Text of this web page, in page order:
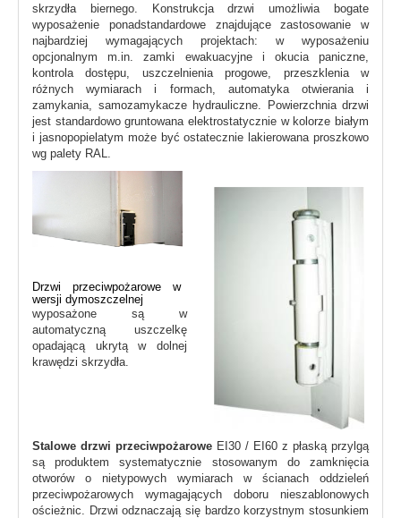
skrzydła biernego. Konstrukcja drzwi umożliwia bogate
wyposażenie ponadstandardowe znajdujące zastosowanie w
najbardziej wymagających projektach: w wyposażeniu
opcjonalnym m.in. zamki ewakuacyjne i okucia paniczne,
kontrola dostępu, uszczelnienia progowe, przeszklenia w
różnych wymiarach i formach, automatyka otwierania i
zamykania, samozamykacze hydrauliczne. Powierzchnia drzwi
jest standardowo gruntowana elektrostatycznie w kolorze białym
i jasnopopielatym może być ostatecznie lakierowana proszkowo
wg palety RAL.
Drzwi przeciwpożarowe w
wersji dymoszczelnej
wyposażone są w
automatyczną uszczelkę
opadającą ukrytą w dolnej
krawędzi skrzydła.
Stalowe drzwi przeciwpożarowe EI30 / EI60 z płaską przylgą
są produktem systematycznie stosowanym do zamknięcia
otworów o nietypowych wymiarach w ścianach oddzieleń
przeciwpożarowych wymagających doboru nieszablonowych
ościeżnic. Drzwi odznaczają się bardzo korzystnym stosunkiem